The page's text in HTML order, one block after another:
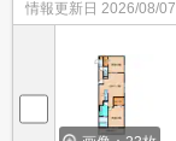
情報更新日 2026/08/07